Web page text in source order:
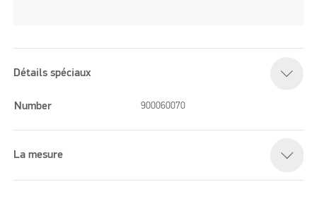
Détails spéciaux
Number 900060070
La mesure